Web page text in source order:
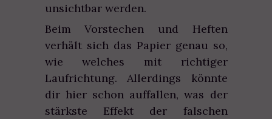
unsichtbar werden.
Beim Vorstechen und Heften
verhält sich das Papier genau so,
wie welches mit richtiger
Laufrichtung. Allerdings könnte
dir hier schon auffallen, was der
stärkste Effekt der falschen